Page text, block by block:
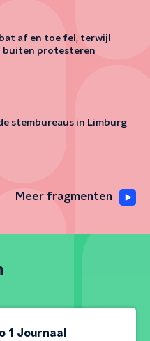
af en toe fel, terwijl
buiten protesteren
stembureaus in Limburg
Meer fragmenten
1 Journaal